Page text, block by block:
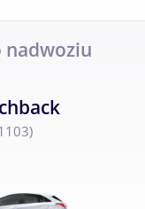
nadwoziu